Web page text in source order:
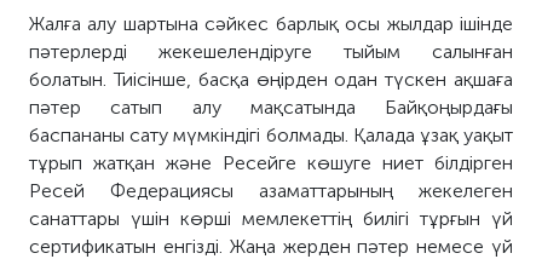
Жалға алу шартына сәйкес барлық осы жылдар ішінде
пәтерлерді жекешелендіруге тыйым салынған
болатын. Тиісінше, басқа өңірден одан түскен ақшаға
пәтер сатып алу мақсатында Байқоңырдағы
баспананы сату мүмкіндігі болмады. Қалада ұзақ уақыт
тұрып жатқан және Ресейге көшуге ниет білдірген
Ресей Федерациясы азаматтарының жекелеген
санаттары үшін көрші мемлекеттің билігі тұрғын үй
сертификатын енгізді. Жаңа жерден пәтер немесе үй